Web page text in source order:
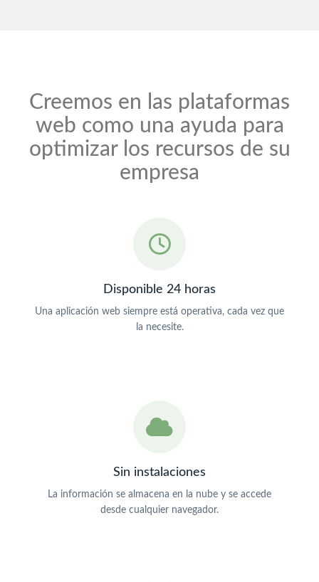
Creemos en las plataformas
web como una ayuda para
optimizar los recursos de su
empresa
Disponible 24 horas
Una aplicación web siempre está operativa, cada vez que
la necesite.
Sin instalaciones
La información se almacena en la nube y se accede
desde cualquier navegador.